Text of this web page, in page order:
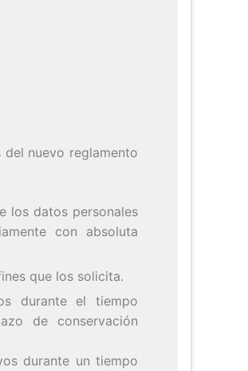
nuevo reglamento
los datos personales
con absoluta
que los solicita.
durante el tiempo
de conservación
durante un tiempo